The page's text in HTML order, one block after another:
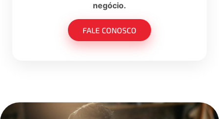
negócio.
FALE CONOSCO